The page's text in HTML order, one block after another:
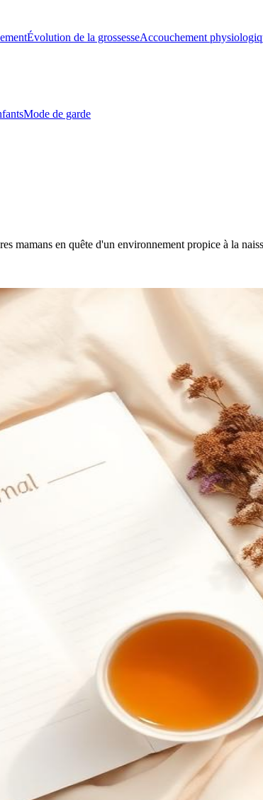
Évolution de la grossesseAccouchement
Mode de garde
mamans en quête d'un environnement propice à la